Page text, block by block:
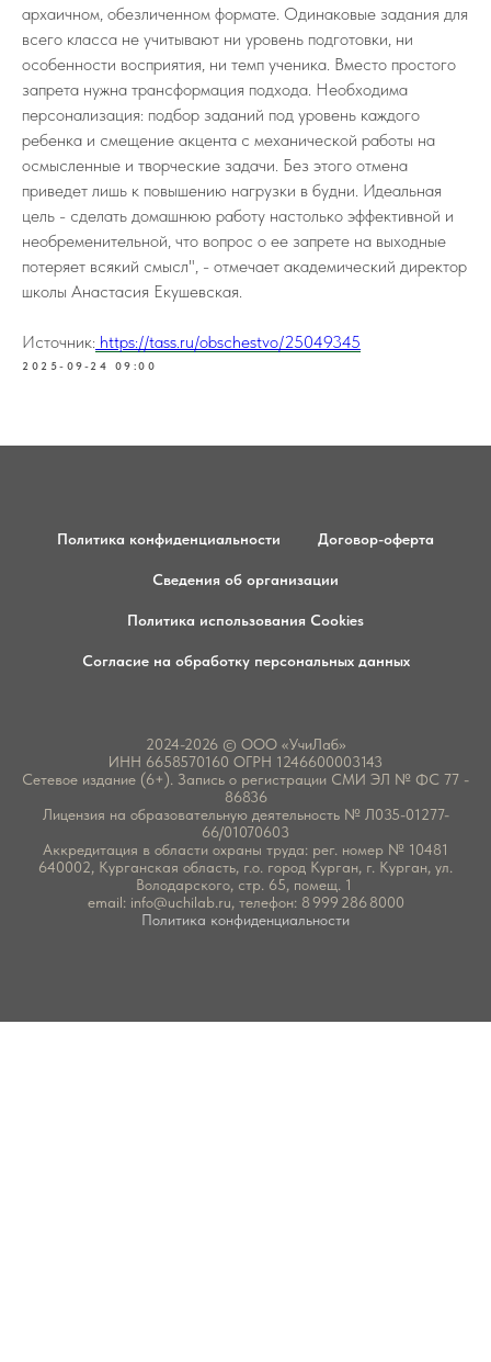
архаичном, обезличенном формате. Одинаковые задания для
всего класса не учитывают ни уровень подготовки, ни
особенности восприятия, ни темп ученика. Вместо простого
запрета нужна трансформация подхода. Необходима
персонализация: подбор заданий под уровень каждого
ребенка и смещение акцента с механической работы на
осмысленные и творческие задачи. Без этого отмена
приведет лишь к повышению нагрузки в будни. Идеальная
цель - сделать домашнюю работу настолько эффективной и
необременительной, что вопрос о ее запрете на выходные
потеряет всякий смысл", - отмечает академический директор
школы Анастасия Екушевская.
Источник: https://tass.ru/obschestvo/25049345
2025-09-24 09:00
Политика конфиденциальности Договор-оферта
Сведения об организации
Политика использования Cookies
Согласие на обработку персональных данных
2024-2026 © ООО «УчиЛаб»
ИНН 6658570160 ОГРН 1246600003143
Сетевое издание (6+). Запись о регистрации СМИ ЭЛ № ФС 77 -
86836
Лицензия на образовательную деятельность № Л035-01277-
66/01070603
Аккредитация в области охраны труда: рег. номер № 10481
640002, Курганская область, г.о. город Курган, г. Курган, ул.
Володарского, стр. 65, помещ. 1
email: info@uchilab.ru, телефон: 8 999 286 8000
Политика конфиденциальности